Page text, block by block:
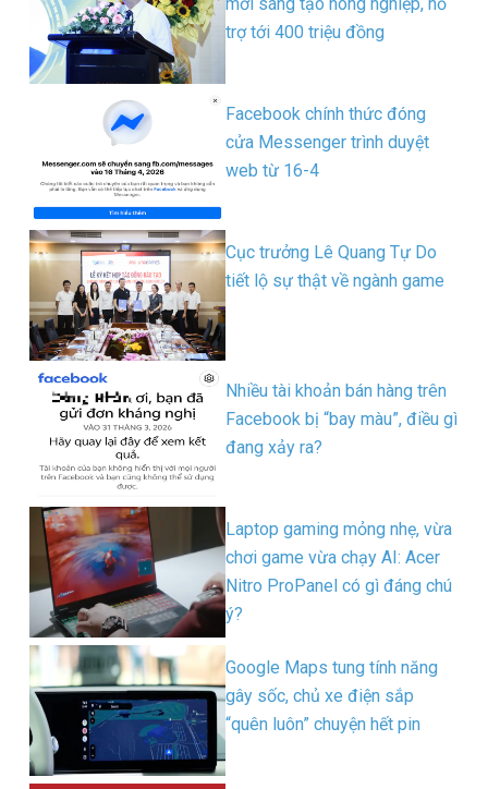
trợ tới 400 triệu đồng
Facebook chính thức đóng
cửa Messenger trình duyệt
web từ 16-4
Cục trưởng Lê Quang Tự Do
tiết lộ sự thật về ngành game
Nhiều tài khoản bán hàng trên
Facebook bị “bay màu”, điều gì
đang xảy ra?
Laptop gaming mỏng nhẹ, vừa
chơi game vừa chạy AI: Acer
Nitro ProPanel có gì đáng chú
ý?
Google Maps tung tính năng
gây sốc, chủ xe điện sắp
“quên luôn” chuyện hết pin